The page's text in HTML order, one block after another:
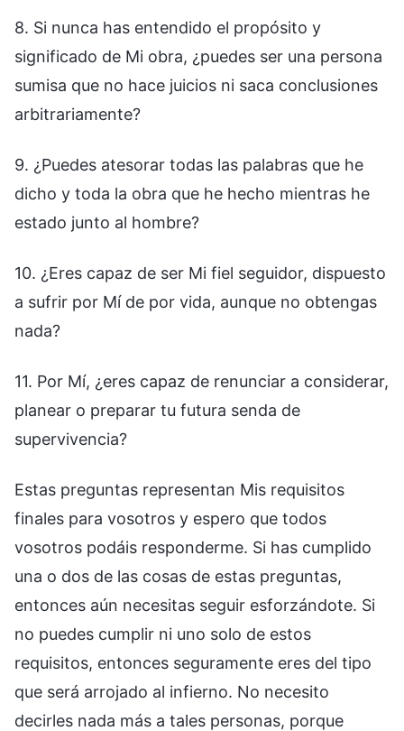
8. Si nunca has entendido el propósito y
significado de Mi obra, ¿puedes ser una persona
sumisa que no hace juicios ni saca conclusiones
arbitrariamente?
9. ¿Puedes atesorar todas las palabras que he
dicho y toda la obra que he hecho mientras he
estado junto al hombre?
10. ¿Eres capaz de ser Mi fiel seguidor, dispuesto
a sufrir por Mí de por vida, aunque no obtengas
nada?
11. Por Mí, ¿eres capaz de renunciar a considerar,
planear o preparar tu futura senda de
supervivencia?
Estas preguntas representan Mis requisitos
finales para vosotros y espero que todos
vosotros podáis responderme. Si has cumplido
una o dos de las cosas de estas preguntas,
entonces aún necesitas seguir esforzándote. Si
no puedes cumplir ni uno solo de estos
requisitos, entonces seguramente eres del tipo
que será arrojado al infierno. No necesito
decirles nada más a tales personas, porque